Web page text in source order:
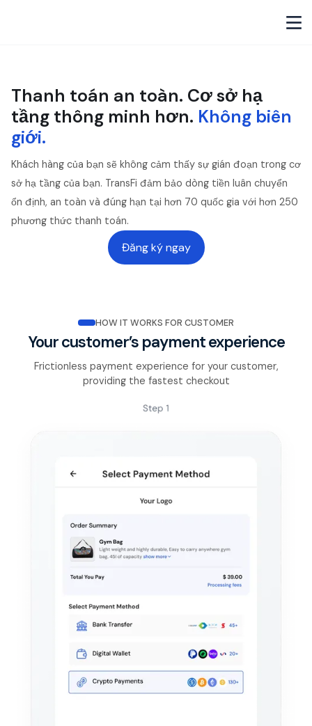
Thanh toán an toàn. Cơ sở hạ
tầng thông minh hơn. Không biên
giới.
Khách hàng của bạn sẽ không cảm thấy sự gián đoạn trong cơ
sở hạ tầng của bạn. TransFi đảm bảo dòng tiền luân chuyển
ổn định, an toàn và đúng hạn tại hơn 70 quốc gia với hơn 250
phương thức thanh toán.
Đăng ký ngay
HOW IT WORKS FOR CUSTOMER
Your customer’s payment experience
Frictionless payment experience for your customer,
providing the fastest checkout